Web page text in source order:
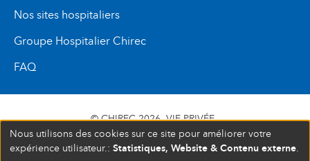
Nos sites hospitaliers
Groupe Hospitalier Chirec
FAQ
© CHIREC 2026 VIE PRIVÉE
SIÈGE SOCIAL BOULEVARD DU TRIOMPHE 201 1160
BRUXELLES N° D’ENTREPRISE : 472 937 059
Nous utilisons des cookies sur ce site pour améliorer votre
expérience utilisateur.: Statistiques, Website & Contenu externe.